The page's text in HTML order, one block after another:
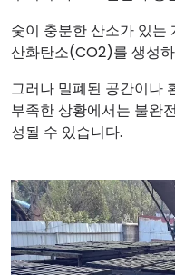
숯이 충분한 산소가 있는
산화탄소(CO2)를 생성
그러나 밀폐된 공간이나
부족한 상황에서는 불완
성될 수 있습니다.